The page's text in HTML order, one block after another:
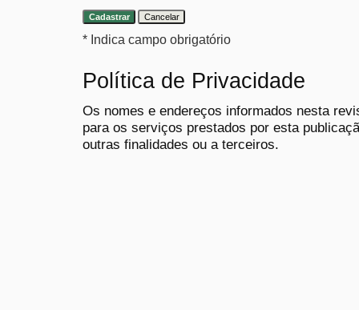
* Indica campo obrigatório
Política de Privacidade
Os nomes e endereços informados nesta
para os serviços prestados por esta
outras finalidades ou a terceiros.